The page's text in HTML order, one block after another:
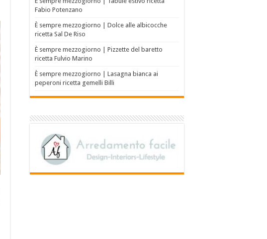
Fabio Potenzano
È sempre mezzogiorno | Dolce alle albicocche
ricetta Sal De Riso
È sempre mezzogiorno | Pizzette del baretto
ricetta Fulvio Marino
È sempre mezzogiorno | Lasagna bianca ai
peperoni ricetta gemelli Billi